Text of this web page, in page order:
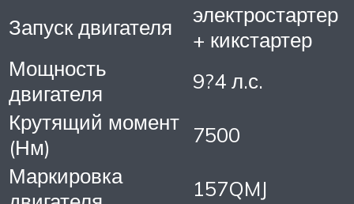
Запуск двигателя
электростартер
+ кикстартер
Мощность
двигателя
9?4 л.с.
Крутящий момент
(Нм)
7500
Маркировка
157QMJ